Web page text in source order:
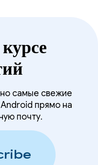
самые свежие
прямо на
почту.